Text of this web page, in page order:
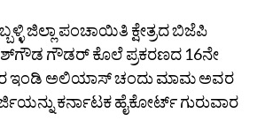
ಜಿಲ್ಲಾ ಪಂಚಾಯಿತಿ ಕ್ಷೇತ್ರದ ಬಿಜೆಪಿ
ಗೌಡರ್ ಕೊಲೆ ಪ್ರಕರಣದ 16ನೇ
ಇಂಡಿ ಅಲಿಯಾಸ್‌ ಚಂದು ಮಾಮ ಅವರ
ಕರ್ನಾಟಕ ಹೈಕೋರ್ಟ್‌ ಗುರುವಾರ